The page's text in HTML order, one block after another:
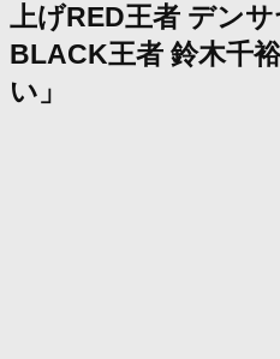
上げRED王者 デンサ
BLACK王者 鈴木千
い」